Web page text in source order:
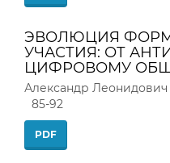
ЭВОЛЮЦИЯ
УЧАСТИЯ: ОТ
ЦИФРОВОМУ
Александр Леонидович
85-92
PDF